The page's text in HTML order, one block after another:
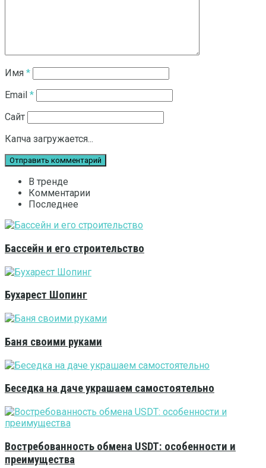
Имя *
Email *
Сайт
Капча загружается...
В тренде
Комментарии
Последнее
Бассейн и его строительство
Бухарест Шопинг
Баня своими руками
Беседка на даче украшаем самостоятельно
Востребованность обмена USDT: особенности и
преимущества